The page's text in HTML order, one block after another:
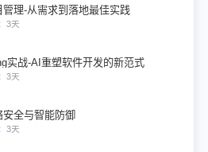
管理-从需求到落地最佳实践
3天
实战-AI重塑软件开发的新范式
3天
全与智能防御
3天